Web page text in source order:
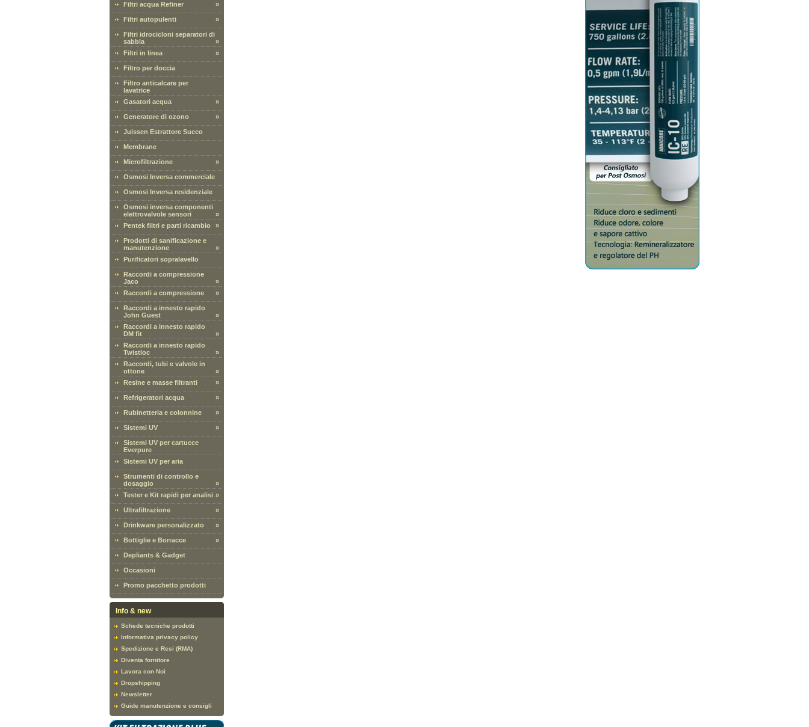
Filtri acqua Refiner »
Filtri autopulenti »
Filtri idrocicloni separatori di
sabbia
»
Filtri in linea
»
Filtro per doccia
Filtro anticalcare per
lavatrice
Gasatori acqua
»
Generatore di ozono »
Juissen Estrattore Succo
Membrane
Microfiltrazione »
Osmosi Inversa commerciale
Osmosi Inversa residenziale
Osmosi inversa componenti
elettrovalvole sensori
»
Pentek filtri e parti ricambio
»
Prodotti di sanificazione e
manutenzione
»
Purificatori sopralavello
Raccordi a compressione
Jaco
»
Raccordi a compressione
»
Raccordi a innesto rapido
John Guest
»
Raccordi a innesto rapido
DM fit
»
Raccordi a innesto rapido
Twistloc
»
Raccordi, tubi e valvole in
ottone
»
Resine e masse filtranti
»
Refrigeratori acqua »
Rubinetteria e colonnine »
Sistemi UV »
Sistemi UV per cartucce
Everpure
Sistemi UV per aria
Strumenti di controllo e
dosaggio
»
Tester e Kit rapidi per analisi »
Ultrafiltrazione »
Drinkware personalizzato »
Bottiglie e Borracce »
Depliants & Gadget
Occasioni
Promo pacchetto prodotti
Info & new
Schede tecniche prodotti
Informativa privacy policy
Spedizione e Resi (RMA)
Diventa fornitore
Lavora con Noi
Dropshipping
Newsletter
Guide manutenzione e consigli